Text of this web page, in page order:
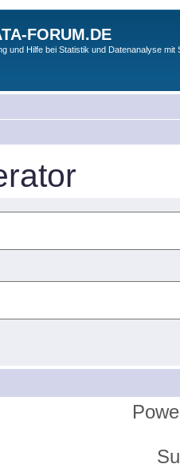
FORUM.DE
und Hilfe bei Statistik und Datenanalyse mit